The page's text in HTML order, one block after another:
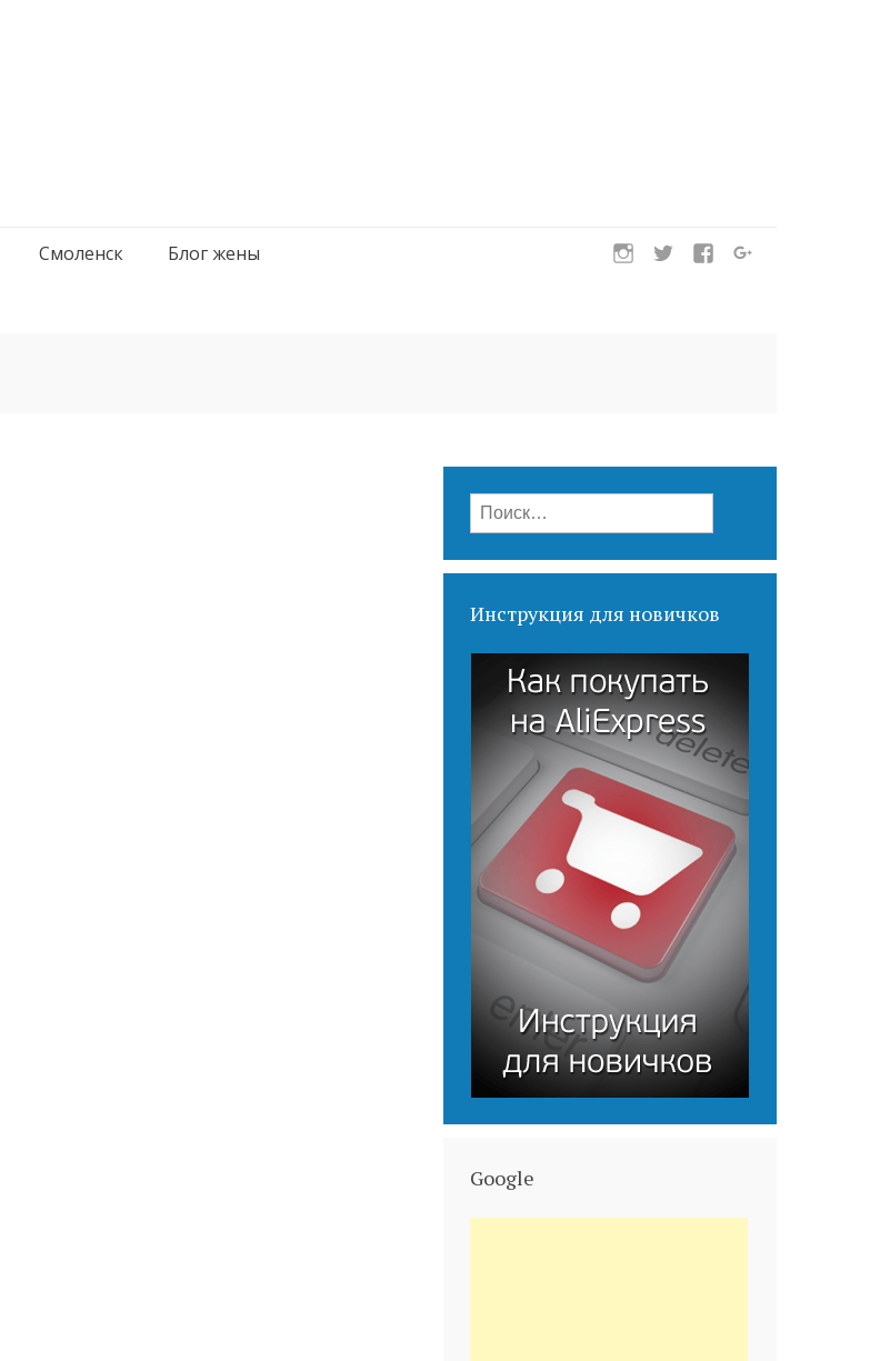
Смоленск Блог жены
Найти:
Инструкция для новичков
Google